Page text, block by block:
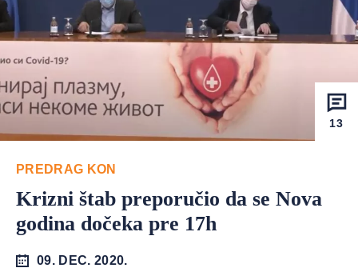
13
PREDRAG KON
Krizni štab preporučio da se Nova
godina dočeka pre 17h
09. DEC. 2020.